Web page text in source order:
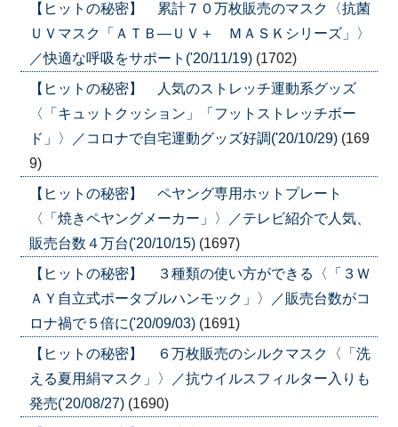
【ヒットの秘密】 累計７０万枚販売のマスク〈抗菌
ＵＶマスク「ＡＴＢ―ＵＶ＋ ＭＡＳＫシリーズ」〉
／快適な呼吸をサポート('20/11/19) (1702)
【ヒットの秘密】 人気のストレッチ運動系グッズ
〈「キュットクッション」「フットストレッチボー
ド」〉／コロナで自宅運動グッズ好調('20/10/29) (169
9)
【ヒットの秘密】 ペヤング専用ホットプレート
〈「焼きペヤングメーカー」〉／テレビ紹介で人気、
販売台数４万台('20/10/15) (1697)
【ヒットの秘密】 ３種類の使い方ができる〈「３Ｗ
ＡＹ自立式ポータブルハンモック」〉／販売台数がコ
ロナ禍で５倍に('20/09/03) (1691)
【ヒットの秘密】 ６万枚販売のシルクマスク〈「洗
える夏用絹マスク」〉／抗ウイルスフィルター入りも
発売('20/08/27) (1690)